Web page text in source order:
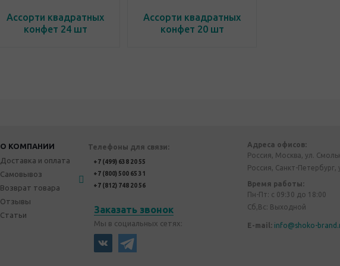
Ассорти квадратных
конфет 24 шт
Ассорти квадратных
конфет 20 шт
О КОМПАНИИ
Доставка и оплата
Самовывоз
Возврат товара
Отзывы
Статьи
Телефоны для связи:
+7 (499) 638 20 55
+7 (800) 500 65 31
+7 (812) 748 20 56
Заказать звонок
Мы в социальных сетях:
Адреса офисов:
Россия, Москва, ул.
Россия, Санкт-
Время работы:
Пн-Пт: с 09:30 до 18:00
Сб,Вс: Выходной
E-mail: info@shoko-